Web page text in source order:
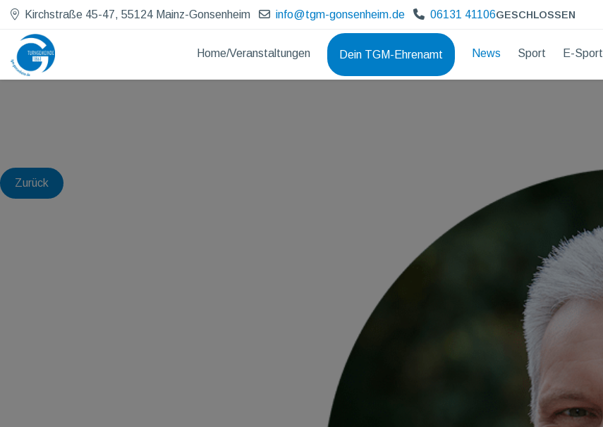
Kirchstraße 45-47, 55124 Mainz-Gonsenheim info@tgm-gonsenheim.de 06131 41106GESCHLOSSEN
Home/Veranstaltungen Dein TGM-Ehrenamt News Sport E-Sport
Zurück